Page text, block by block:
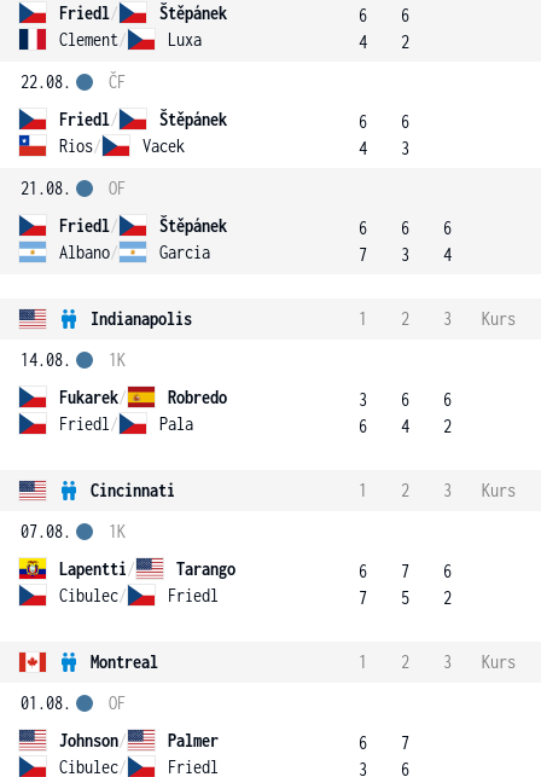
Friedl/
Štěpánek
Clement/ Luxa
6
4
6
2
22.08.
Friedl/
Štěpánek
Rios/ Vacek
ČF
6
4
6
3
21.08.
Friedl/
Štěpánek
Albano/ Garcia
OF
6
7
6
3
6
4
Indianapolis 1 2 3
Kurs
14.08.
Fukarek/
Robredo
Friedl / Pala
1K
3
6
6
4
6
2
Cincinnati 1 2 3
Kurs
07.08.
Lapentti/
Tarango
Cibulec/ Friedl
1K
6
7
7
5
6
2
Montreal 1 2 3
Kurs
01.08.
Johnson/
Palmer
Cibulec/ Friedl
OF
6
3
7
6